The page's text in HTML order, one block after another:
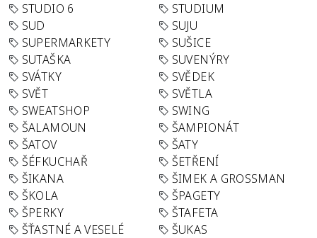
STUDIO 6
STUDIUM
SUD
SUJU
SUPERMARKETY
SUŠICE
SUTAŠKA
SUVENÝRY
SVÁTKY
SVĚDEK
SVĚT
SVĚTLA
SWEATSHOP
SWING
ŠALAMOUN
ŠAMPIONÁT
ŠATOV
ŠATY
ŠÉFKUCHAŘ
ŠETŘENÍ
ŠIKANA
ŠIMEK A GROSSMAN
ŠKOLA
ŠPAGETY
ŠPERKY
ŠTAFETA
ŠŤASTNÉ A VESELÉ
ŠUKAS